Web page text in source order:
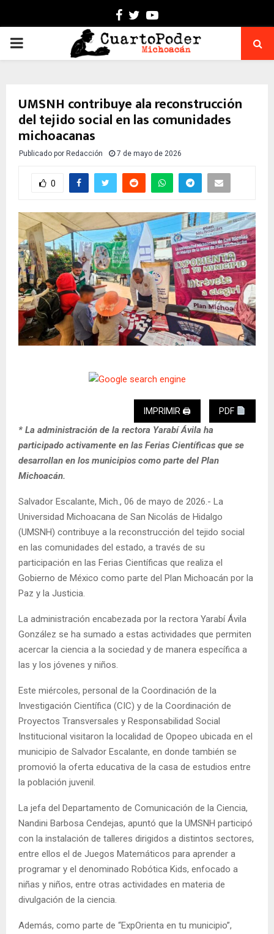
Facebook
TwitterYoutube
PRIMARY
UMSNH contribuye ala reconstrucción
del tejido social en las comunidades
michoacanas
Publicado por Redacción 7 de mayo de 2026
0
IMPRIMIR 🖨 PDF
* La administración de la rectora Yarabí Ávila ha
participado activamente en las Ferias Científicas que se
desarrollan en los municipios como parte del Plan
Michoacán.
Salvador Escalante, Mich., 06 de mayo de 2026.- La
Universidad Michoacana de San Nicolás de Hidalgo
(UMSNH) contribuye a la reconstrucción del tejido social
en las comunidades del estado, a través de su
participación en las Ferias Científicas que realiza el
Gobierno de México como parte del Plan Michoacán por la
Paz y la Justicia.
La administración encabezada por la rectora Yarabí Ávila
González se ha sumado a estas actividades que permiten
acercar la ciencia a la sociedad y de manera específica a
las y los jóvenes y niños.
Este miércoles, personal de la Coordinación de la
Investigación Científica (CIC) y de la Coordinación de
Proyectos Transversales y Responsabilidad Social
Institucional visitaron la localidad de Opopeo ubicada en el
municipio de Salvador Escalante, en donde también se
promovió la oferta educativa de la casa de estudios entre
la población juvenil.
La jefa del Departamento de Comunicación de la Ciencia,
Nandini Barbosa Cendejas, apuntó que la UMSNH participó
con la instalación de talleres dirigidos a distintos sectores,
entre ellos el de Juegos Matemáticos para aprender a
programar y el denominado Robótica Kids, enfocado a
niñas y niños, entre otras actividades en materia de
divulgación de la ciencia.
Además, como parte de “ExpOrienta en tu municipio”,